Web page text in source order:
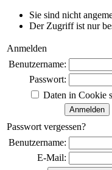
Sie sind nicht
Der Zugriff ist nur
Anmelden
Benutzername:
Passwort:
Daten in Cookie
Passwort vergessen?
Benutzername:
E-Mail: